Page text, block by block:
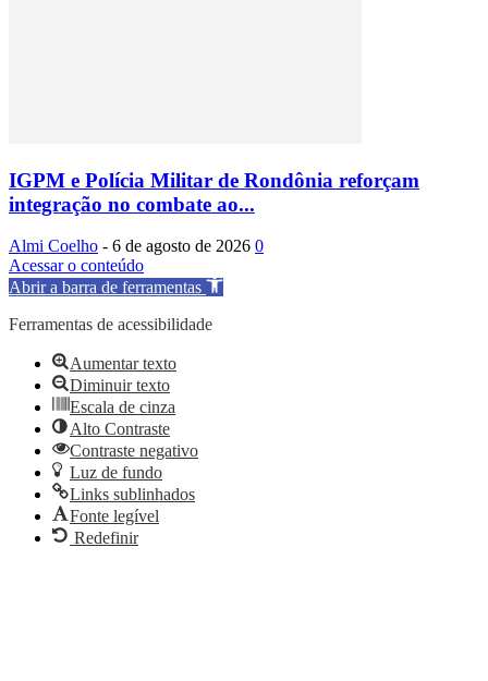
IGPM e Polícia Militar de Rondônia reforçam
integração no combate ao...
Almi Coelho - 6 de agosto de 2026 0
Acessar o conteúdo
Abrir a barra de ferramentas
Ferramentas de acessibilidade
Aumentar texto
Diminuir texto
Escala de cinza
Alto Contraste
Contraste negativo
Luz de fundo
Links sublinhados
Fonte legível
Redefinir